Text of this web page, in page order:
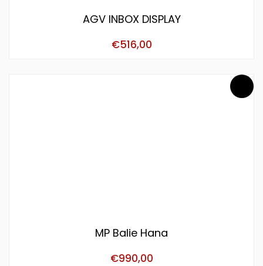
AGV INBOX DISPLAY
€516,00
MP Balie Hana
€990,00